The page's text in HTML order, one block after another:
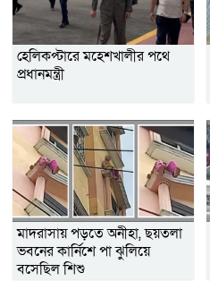
হেলিকপ্টারে মহেশখালীর পথে
প্রধানমন্ত্রী
মাদরাসায় পড়তে অনীহা, ছয়তলা
ভবনের কার্নিশে পা ঝুলিয়ে
বসেছিল শিশু